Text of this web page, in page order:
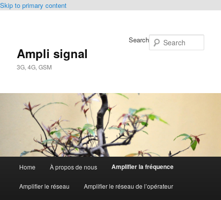
Skip to primary content
Ampli signal
3G, 4G, GSM
Search
Home À propos de nous Amplifier la fréquence
Amplifier le réseau Amplifier le réseau de l’opérateur